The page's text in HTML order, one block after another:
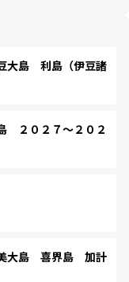
島 利島（伊豆諸
２０２７～２０２
大島 喜界島 加計